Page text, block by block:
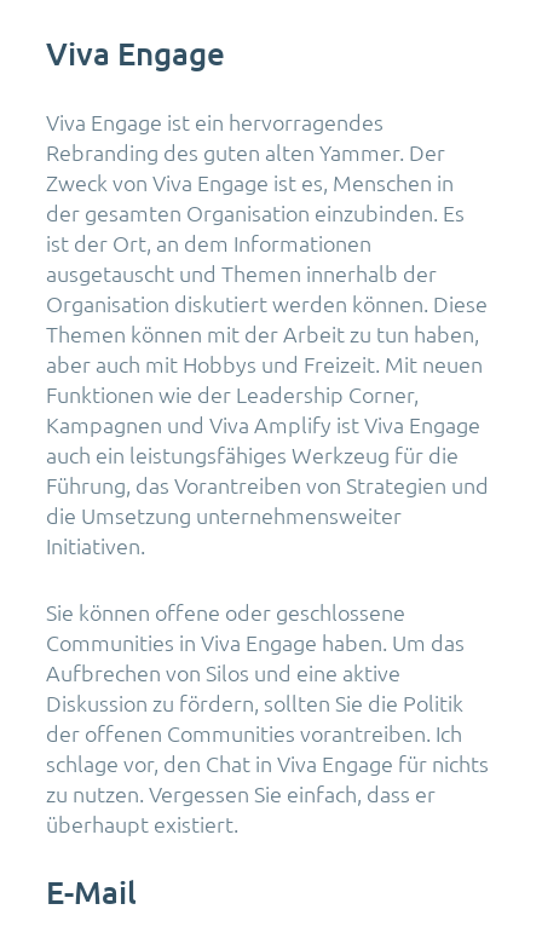
Viva Engage
Viva Engage ist ein hervorragendes
Rebranding des guten alten Yammer. Der
Zweck von Viva Engage ist es, Menschen in
der gesamten Organisation einzubinden. Es
ist der Ort, an dem Informationen
ausgetauscht und Themen innerhalb der
Organisation diskutiert werden können. Diese
Themen können mit der Arbeit zu tun haben,
aber auch mit Hobbys und Freizeit. Mit neuen
Funktionen wie der Leadership Corner,
Kampagnen und Viva Amplify ist Viva Engage
auch ein leistungsfähiges Werkzeug für die
Führung, das Vorantreiben von Strategien und
die Umsetzung unternehmensweiter
Initiativen.
Sie können offene oder geschlossene
Communities in Viva Engage haben. Um das
Aufbrechen von Silos und eine aktive
Diskussion zu fördern, sollten Sie die Politik
der offenen Communities vorantreiben. Ich
schlage vor, den Chat in Viva Engage für nichts
zu nutzen. Vergessen Sie einfach, dass er
überhaupt existiert.
E-Mail